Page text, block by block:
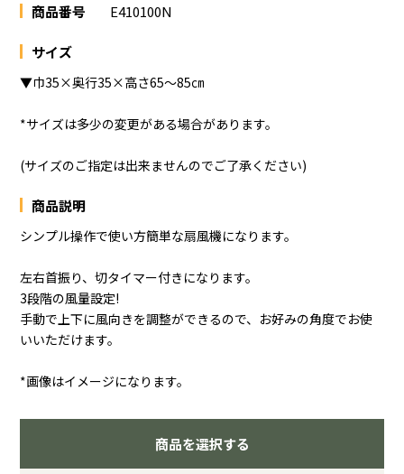
商品番号 E410100N
サイズ
▼巾35×奥行35×高さ65～85㎝
*サイズは多少の変更がある場合があります。
(サイズのご指定は出来ませんのでご了承ください)
商品説明
シンプル操作で使い方簡単な扇風機になります。
左右首振り、切タイマー付きになります。
3段階の風量設定!
手動で上下に風向きを調整ができるので、お好みの角度でお使
いいただけます。
*画像はイメージになります。
商品を選択する